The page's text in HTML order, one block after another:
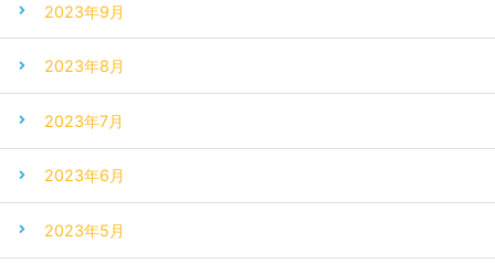
2023年9月
2023年8月
2023年7月
2023年6月
2023年5月